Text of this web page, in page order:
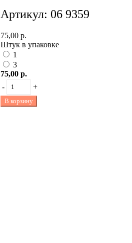
Артикул: 06 9359
75,00 р.
Штук в упаковке
1
3
75,00 р.
-
+
В корзину